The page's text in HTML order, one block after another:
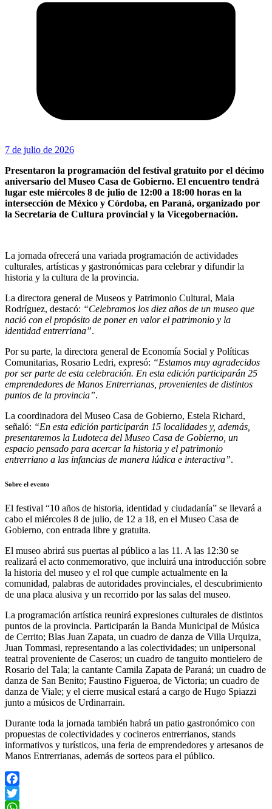
7 de julio de 2026
Presentaron la programación del festival gratuito por el décimo
aniversario del Museo Casa de Gobierno. El encuentro tendrá
lugar este miércoles 8 de julio de 12:00 a 18:00 horas en la
intersección de México y Córdoba, en Paraná, organizado por
la Secretaría de Cultura provincial y la Vicegobernación.
La jornada ofrecerá una variada programación de actividades
culturales, artísticas y gastronómicas para celebrar y difundir la
historia y la cultura de la provincia.
La directora general de Museos y Patrimonio Cultural, Maia
Rodríguez, destacó: “Celebramos los diez años de un museo que
nació con el propósito de poner en valor el patrimonio y la
identidad entrerriana”.
Por su parte, la directora general de Economía Social y Políticas
Comunitarias, Rosario Ledri, expresó: “Estamos muy agradecidos
por ser parte de esta celebración. En esta edición participarán 25
emprendedores de Manos Entrerrianas, provenientes de distintos
puntos de la provincia”.
La coordinadora del Museo Casa de Gobierno, Estela Richard,
señaló: “En esta edición participarán 15 localidades y, además,
presentaremos la Ludoteca del Museo Casa de Gobierno, un
espacio pensado para acercar la historia y el patrimonio
entrerriano a las infancias de manera lúdica e interactiva”.
Sobre el evento
El festival “10 años de historia, identidad y ciudadanía” se llevará a
cabo el miércoles 8 de julio, de 12 a 18, en el Museo Casa de
Gobierno, con entrada libre y gratuita.
El museo abrirá sus puertas al público a las 11. A las 12:30 se
realizará el acto conmemorativo, que incluirá una introducción sobre
la historia del museo y el rol que cumple actualmente en la
comunidad, palabras de autoridades provinciales, el descubrimiento
de una placa alusiva y un recorrido por las salas del museo.
La programación artística reunirá expresiones culturales de distintos
puntos de la provincia. Participarán la Banda Municipal de Música
de Cerrito; Blas Juan Zapata, un cuadro de danza de Villa Urquiza,
Juan Tommasi, representando a las colectividades; un unipersonal
teatral proveniente de Caseros; un cuadro de tanguito montielero de
Rosario del Tala; la cantante Camila Zapata de Paraná; un cuadro de
danza de San Benito; Faustino Figueroa, de Victoria; un cuadro de
danza de Viale; y el cierre musical estará a cargo de Hugo Spiazzi
junto a músicos de Urdinarrain.
Durante toda la jornada también habrá un patio gastronómico con
propuestas de colectividades y cocineros entrerrianos, stands
informativos y turísticos, una feria de emprendedores y artesanos de
Manos Entrerrianas, además de sorteos para el público.
Facebook